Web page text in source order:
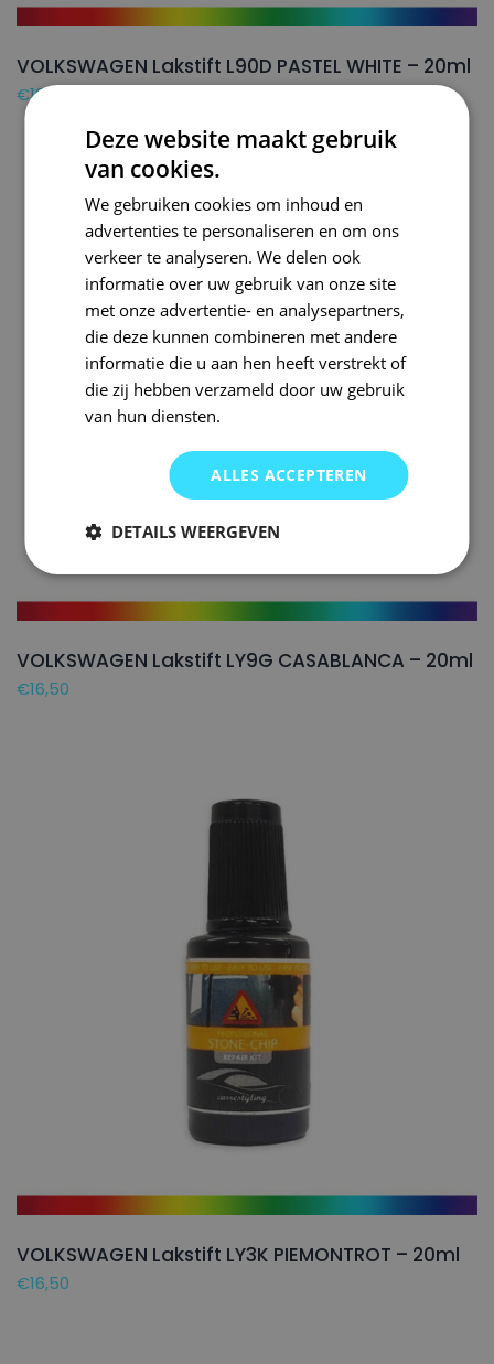
VOLKSWAGEN Lakstift L90D PASTEL WHITE – 20ml
€16,50
VOLKSWAGEN Lakstift LY9G CASABLANCA – 20ml
€16,50
VOLKSWAGEN Lakstift LY3K PIEMONTROT – 20ml
€16,50
Deze website maakt gebruik
van cookies.
We gebruiken cookies om inhoud en
advertenties te personaliseren en om ons
verkeer te analyseren. We delen ook
informatie over uw gebruik van onze site
met onze advertentie- en analysepartners,
die deze kunnen combineren met andere
informatie die u aan hen heeft verstrekt of
die zij hebben verzameld door uw gebruik
van hun diensten.
ALLES ACCEPTEREN
DETAILS WEERGEVEN